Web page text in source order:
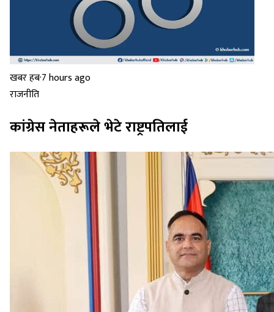
खबर हब·7 hours ago
राजनीति
कांग्रेस नेताहरूले भेटे राष्ट्रपतिलाई